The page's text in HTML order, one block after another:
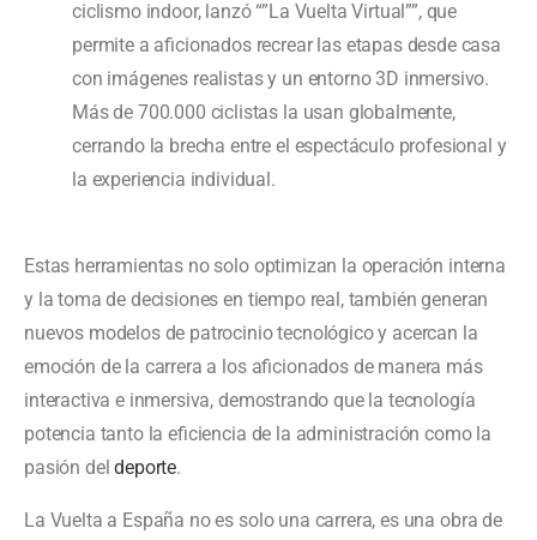
ciclismo indoor, lanzó “”La Vuelta Virtual””, que
permite a aficionados recrear las etapas desde casa
con imágenes realistas y un entorno 3D inmersivo.
Más de 700.000 ciclistas la usan globalmente,
cerrando la brecha entre el espectáculo profesional y
la experiencia individual.
Estas herramientas no solo optimizan la operación interna
y la toma de decisiones en tiempo real, también generan
nuevos modelos de patrocinio tecnológico y acercan la
emoción de la carrera a los aficionados de manera más
interactiva e inmersiva, demostrando que la tecnología
potencia tanto la eficiencia de la administración como la
pasión deldeporte.
La Vuelta a España no es solo una carrera, es una obra de